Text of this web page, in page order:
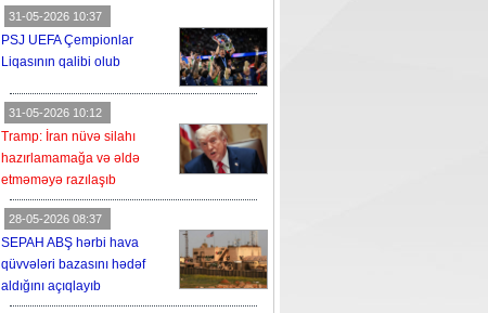
31-05-2026 10:37
PSJ UEFA Çempionlar
Liqasının qalibi olub
31-05-2026 10:12
Tramp: İran nüvə silahı
hazırlamamağa və əldə
etməməyə razılaşıb
28-05-2026 08:37
SEPAH ABŞ hərbi hava
qüvvələri bazasını hədəf
aldığını açıqlayıb